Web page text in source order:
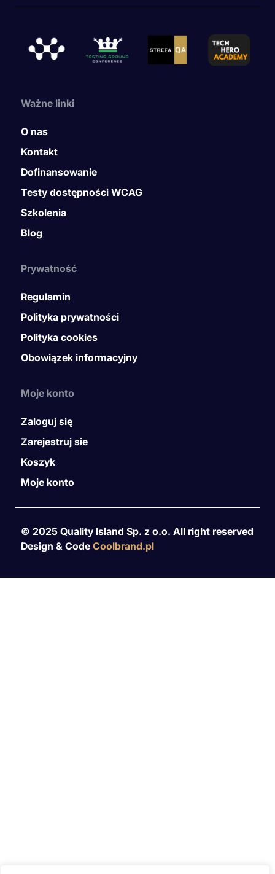
Ważne linki
O nas
Kontakt
Dofinansowanie
Testy dostępności WCAG
Szkolenia
Blog
Prywatność
Regulamin
Polityka prywatności
Polityka cookies
Obowiązek informacyjny
Moje konto
Zaloguj się
Zarejestruj sie
Koszyk
Moje konto
© 2025 Quality Island Sp. z o.o. All right reserved
Design & Code Coolbrand.pl